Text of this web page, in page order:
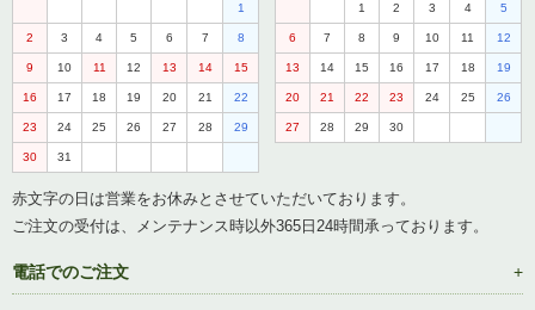
1
2 3 4 5 6 7 8
9 10 11 12 13 14 15
16 17 18 19 20 21 22
23 24 25 26 27 28 29
30 31
1 2 3 4 5
6 7 8 9 10 11 12
13 14 15 16 17 18 19
20 21 22 23 24 25 26
27 28 29 30
赤文字の日は営業をお休みとさせていただいております。
ご注文の受付は、メンテナンス時以外365日24時間承っております。
電話でのご注文